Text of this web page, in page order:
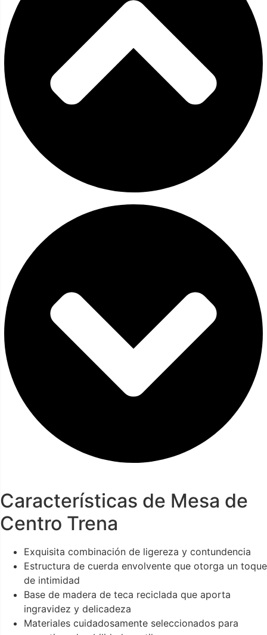
Características de Mesa de
Centro Trena
Exquisita combinación de ligereza y contundencia
Estructura de cuerda envolvente que otorga un toque
de intimidad
Base de madera de teca reciclada que aporta
ingravidez y delicadeza
Materiales cuidadosamente seleccionados para